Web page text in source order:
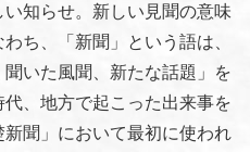
知らせ。新しい見聞の意味
ち、「新聞」という語は、
いた風聞、新たな話題」を
、地方で起こった出来事を
聞」において最初に使われ